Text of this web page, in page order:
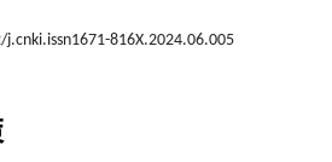
j.cnki.issn1671-816X.2024.06.005